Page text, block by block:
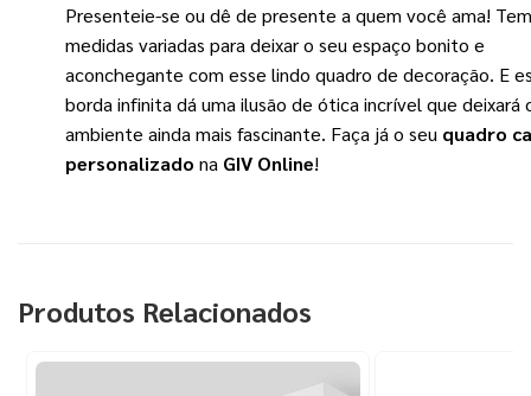
Presenteie-se ou dê de presente a quem você ama!
medidas variadas para deixar o seu espaço bonito e
aconchegante com esse lindo quadro de decoração. E
borda infinita dá uma ilusão de ótica incrível que deixará
ambiente ainda mais fascinante. Faça já o seu quadro
personalizado na GIV Online!
Produtos Relacionados